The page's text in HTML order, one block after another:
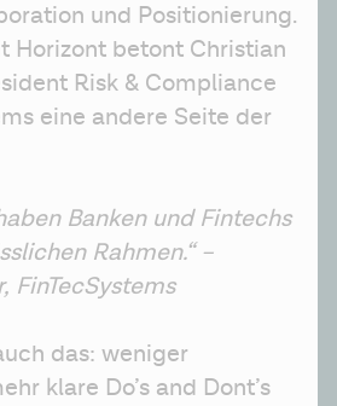
und Positionierung.
Horizont betont Christian
Risk & Compliance
eine andere Seite der
Banken und Fintechs
Rahmen.“ –
FinTecSystems
das: weniger
klare Do’s and Dont’s